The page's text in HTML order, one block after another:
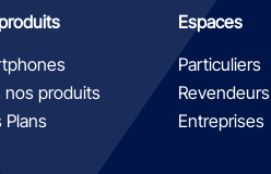
nos produits
Plans
Espaces
Particuliers
Revendeurs
Entreprises